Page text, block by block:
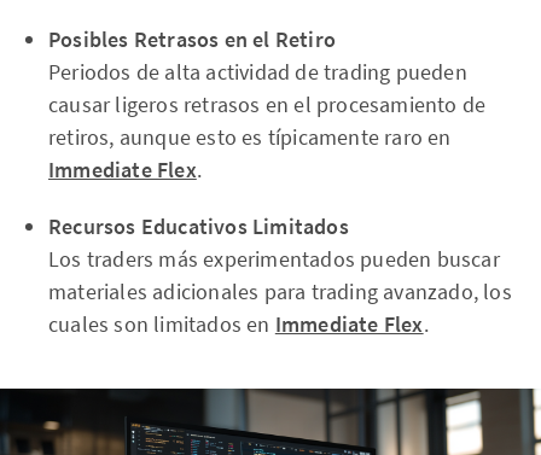
Posibles Retrasos en el Retiro
Periodos de alta actividad de trading pueden
causar ligeros retrasos en el procesamiento de
retiros, aunque esto es típicamente raro en
Immediate Flex.
Recursos Educativos Limitados
Los traders más experimentados pueden buscar
materiales adicionales para trading avanzado, los
cuales son limitados en Immediate Flex.